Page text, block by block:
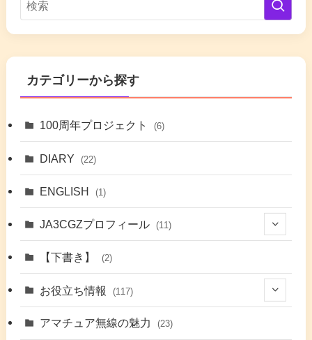
カテゴリーから探す
100周年プロジェクト (6)
DIARY (22)
ENGLISH (1)
JA3CGZプロフィール (11)
(7)
【下書き】 (2)
お役立ち情報 (117)
(48)
アマチュア無線の魅力 (23)